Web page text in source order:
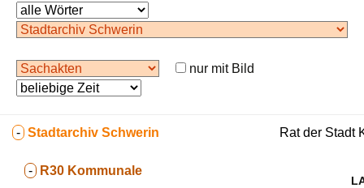
nur mit Bild
- Stadtarchiv Schwerin
- R30 Kommunale
Rat der Stadt